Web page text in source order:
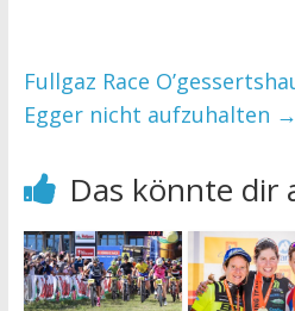
Fullgaz Race
Egger nicht aufzuhalten →
Das könnte dir